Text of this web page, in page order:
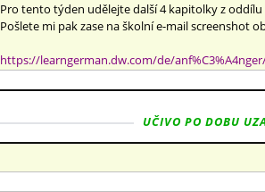
Pro tento týden udělejte další 4 kapitolky z oddílu
Pošlete mi pak zase na školní e-mail screenshot
https://learngerman.dw.com/de/
UČIVO PO DOBU